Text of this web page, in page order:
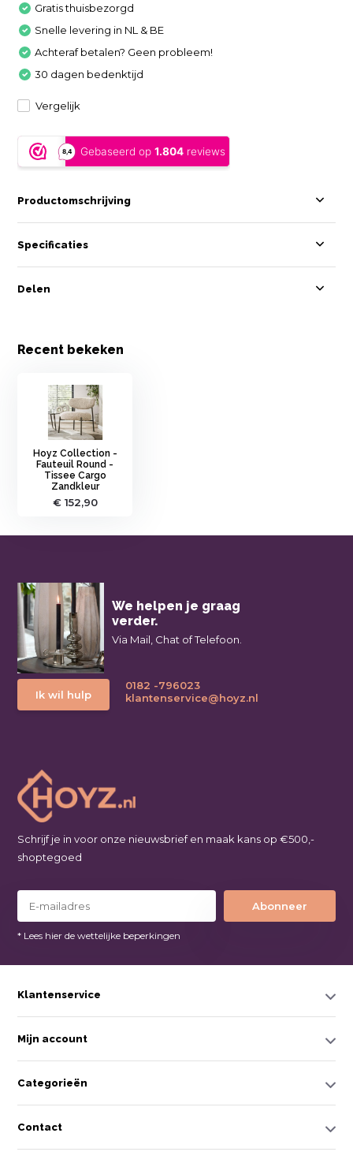
Gratis thuisbezorgd
Snelle levering in NL & BE
Achteraf betalen? Geen probleem!
30 dagen bedenktijd
Vergelijk
Productomschrijving
Specificaties
Delen
Recent bekeken
Hoyz Collection -
Fauteuil Round -
Tissee Cargo
Zandkleur
€ 152,90
We helpen je graag
verder.
Via Mail, Chat of Telefoon.
Ik wil hulp
0182 -796023
klantenservice@hoyz.nl
Schrijf je in voor onze nieuwsbrief en maak kans op €500,-
shoptegoed
Abonneer
* Lees hier de wettelijke beperkingen
Klantenservice
Mijn account
Categorieën
Contact